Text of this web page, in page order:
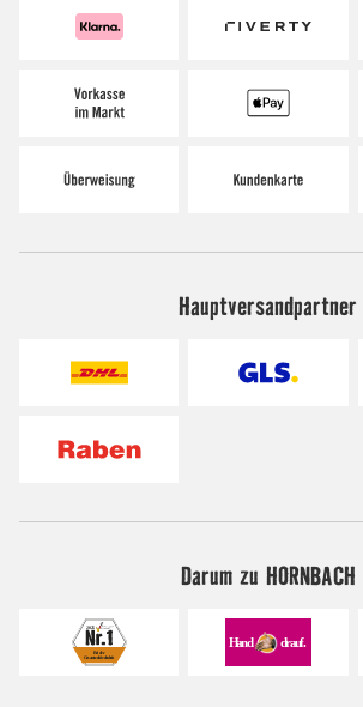
Hauptversandpartner
Darum zu HORNBACH